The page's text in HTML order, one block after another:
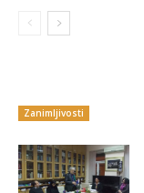
Zanimljivosti